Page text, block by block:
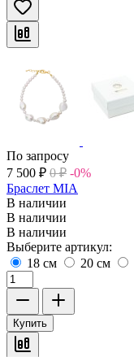
По запросу
7 500 ₽ 0 ₽ -0%
Браслет MIA
В наличии
В наличии
В наличии
Выберите артикул:
18 см
20 см
Купить